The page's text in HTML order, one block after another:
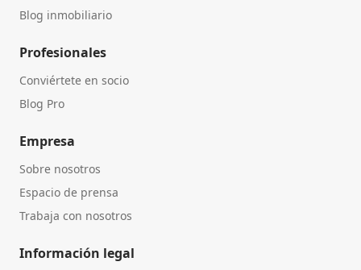
Blog inmobiliario
Profesionales
Conviértete en socio
Blog Pro
Empresa
Sobre nosotros
Espacio de prensa
Trabaja con nosotros
Información legal